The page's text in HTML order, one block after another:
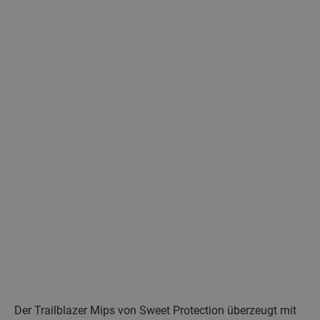
Der Trailblazer Mips von Sweet Protection überzeugt mit